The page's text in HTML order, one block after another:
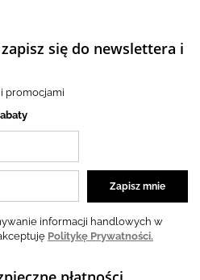
się do newslettera i
promocjami
informacji handlowych w
Politykę Prywatności.